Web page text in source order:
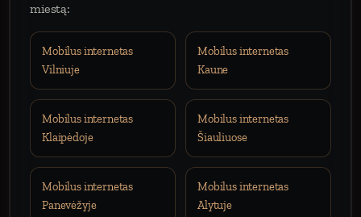
miestą:
Mobilus internetas
Vilniuje
Mobilus internetas
Kaune
Mobilus internetas
Klaipėdoje
Mobilus internetas
Šiauliuose
Mobilus internetas
Panevėžyje
Mobilus internetas
Alytuje